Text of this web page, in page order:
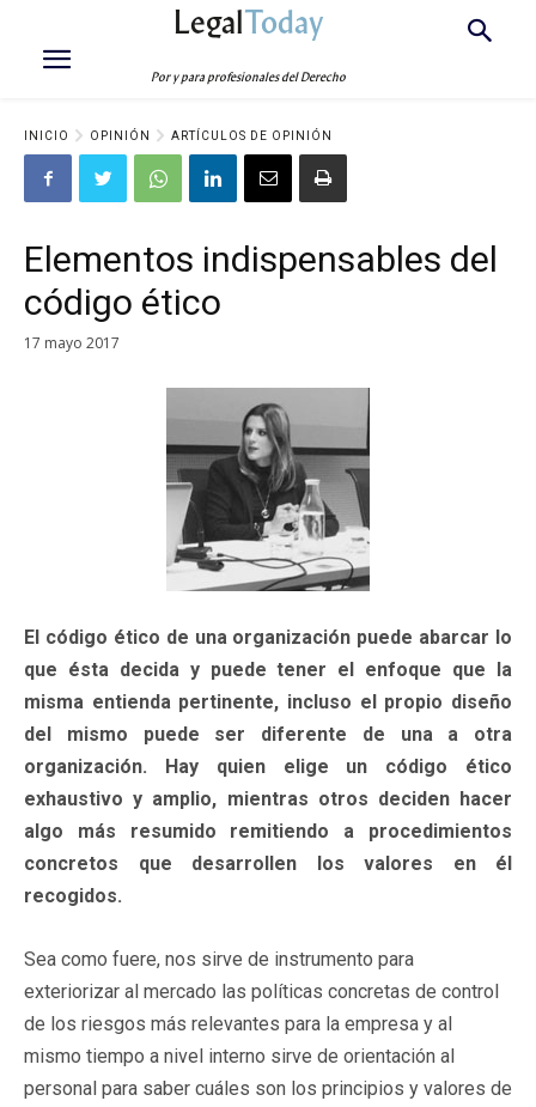
LegalToday
Por y para profesionales del Derecho
INICIO OPINIÓN ARTÍCULOS DE OPINIÓN
Elementos indispensables del
código ético
17 mayo 2017
El código ético de una organización puede abarcar lo
que ésta decida y puede tener el enfoque que la
misma entienda pertinente, incluso el propio diseño
del mismo puede ser diferente de una a otra
organización. Hay quien elige un código ético
exhaustivo y amplio, mientras otros deciden hacer
algo más resumido remitiendo a procedimientos
concretos que desarrollen los valores en él
recogidos.
Sea como fuere, nos sirve de instrumento para
exteriorizar al mercado las políticas concretas de control
de los riesgos más relevantes para la empresa y al
mismo tiempo a nivel interno sirve de orientación al
personal para saber cuáles son los principios y valores de